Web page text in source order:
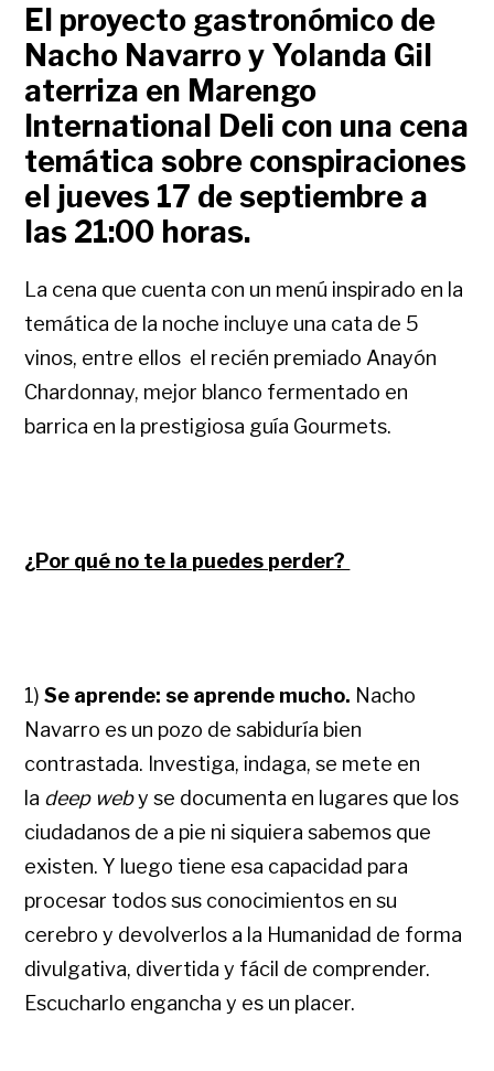
El proyecto gastronómico de
Nacho Navarro y Yolanda Gil
aterriza en Marengo
International Deli con una cena
temática sobre conspiraciones
el jueves 17 de septiembre a
las 21:00 horas.
La cena que cuenta con un menú inspirado en la
temática de la noche incluye una cata de 5
vinos, entre ellos el recién premiado Anayón
Chardonnay, mejor blanco fermentado en
barrica en la prestigiosa guía Gourmets.
¿Por qué no te la puedes perder?
1)Se aprende: se aprende mucho. Nacho
Navarro es un pozo de sabiduría bien
contrastada. Investiga, indaga, se mete en
la deep weby se documenta en lugares que los
ciudadanos de a pie ni siquiera sabemos que
existen. Y luego tiene esa capacidad para
procesar todos sus conocimientos en su
cerebro y devolverlos a la Humanidad de forma
divulgativa, divertida y fácil de comprender.
Escucharlo engancha y es un placer.